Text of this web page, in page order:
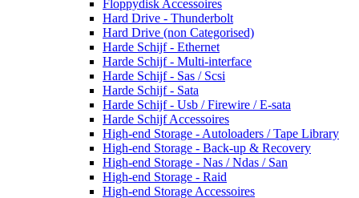
Floppydisk Accessoires
Hard Drive - Thunderbolt
Hard Drive (non Categorised)
Harde Schijf - Ethernet
Harde Schijf - Multi-interface
Harde Schijf - Sas / Scsi
Harde Schijf - Sata
Harde Schijf - Usb / Firewire / E-sata
Harde Schijf Accessoires
High-end Storage - Autoloaders / Tape Library
High-end Storage - Back-up & Recovery
High-end Storage - Nas / Ndas / San
High-end Storage - Raid
High-end Storage Accessoires